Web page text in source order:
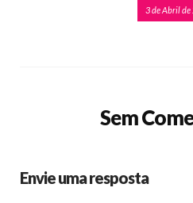
3 de Abril de
Sem
Envie uma resposta